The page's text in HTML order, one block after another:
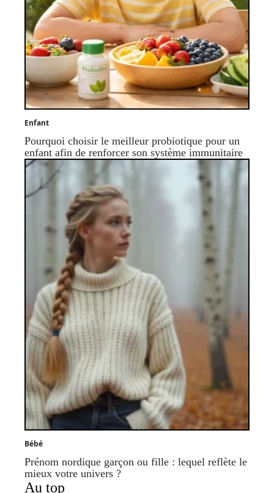
Enfant
Pourquoi choisir le meilleur probiotique pour un
enfant afin de renforcer son système immunitaire
Bébé
Prénom nordique garçon ou fille : lequel reflète le
mieux votre univers ?
Au top